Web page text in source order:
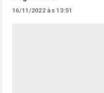
16/11/2022 às 13:51